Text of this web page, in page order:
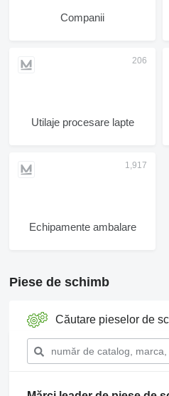
Companii
Utilaje procesare lapte
Echipamente ambalare
Piese de schimb
Căutare pieselor de